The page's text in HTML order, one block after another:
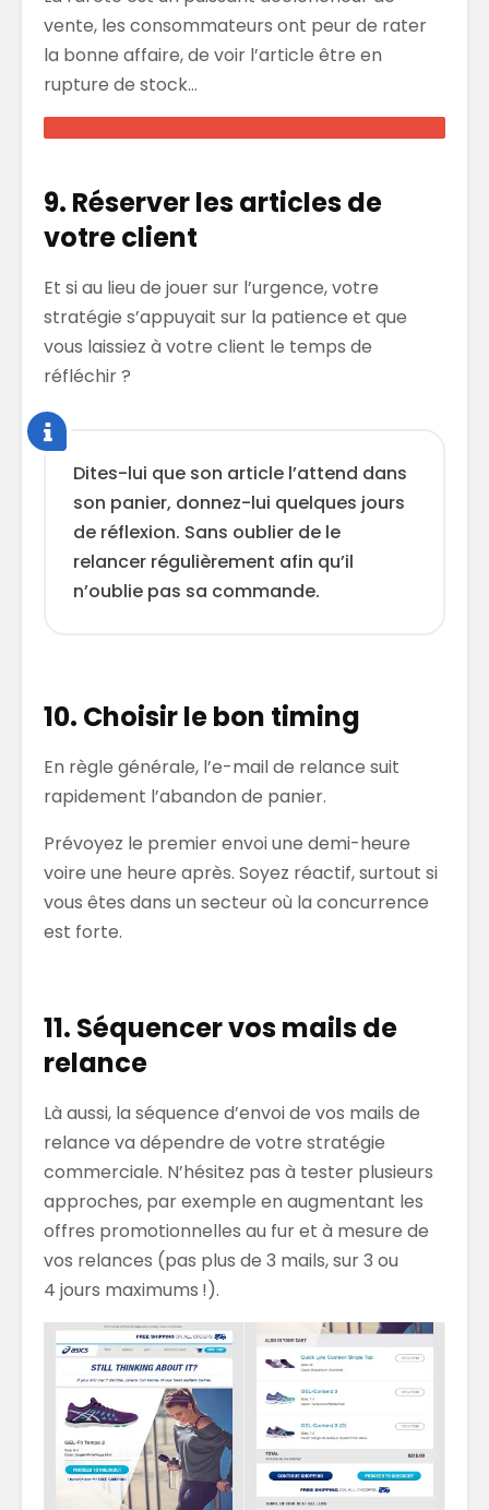
vente, les consommateurs ont peur de rater
la bonne affaire, de voir l’article être en
rupture de stock…
9. Réserver les articles de
votre client
Et si au lieu de jouer sur l’urgence, votre
stratégie s’appuyait sur la patience et que
vous laissiez à votre client le temps de
réfléchir ?
Dites-lui que son article l’attend dans
son panier, donnez-lui quelques jours
de réflexion. Sans oublier de le
relancer régulièrement afin qu’il
n’oublie pas sa commande.
10. Choisir le bon timing
En règle générale, l’e-mail de relance suit
rapidement l’abandon de panier.
Prévoyez le premier envoi une demi-heure
voire une heure après. Soyez réactif, surtout si
vous êtes dans un secteur où la concurrence
est forte.
11. Séquencer vos mails de
relance
Là aussi, la séquence d’envoi de vos mails de
relance va dépendre de votre stratégie
commerciale. N’hésitez pas à tester plusieurs
approches, par exemple en augmentant les
offres promotionnelles au fur et à mesure de
vos relances (pas plus de 3 mails, sur 3 ou
4 jours maximums !).